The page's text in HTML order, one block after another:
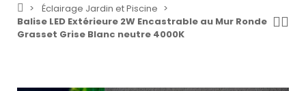
Éclairage Jardin et Piscine
Balise LED Extérieure 2W Encastrable au Mur Ronde
Grasset Grise Blanc neutre 4000K